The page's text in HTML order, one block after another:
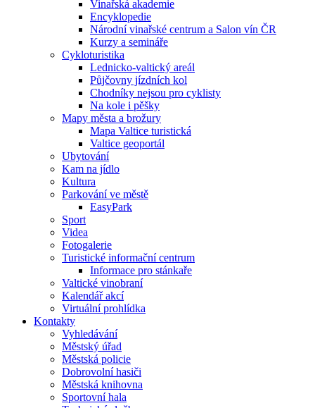
Vinařská akademie
Encyklopedie
Národní vinařské centrum a Salon vín ČR
Kurzy a semináře
Cykloturistika
Lednicko-valtický areál
Půjčovny jízdních kol
Chodníky nejsou pro cyklisty
Na kole i pěšky
Mapy města a brožury
Mapa Valtice turistická
Valtice geoportál
Ubytování
Kam na jídlo
Kultura
Parkování ve městě
EasyPark
Sport
Videa
Fotogalerie
Turistické informační centrum
Informace pro stánkaře
Valtické vinobraní
Kalendář akcí
Virtuální prohlídka
Kontakty
Vyhledávání
Městský úřad
Městská policie
Dobrovolní hasiči
Městská knihovna
Sportovní hala